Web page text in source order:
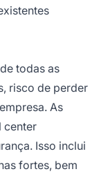
todas as
risco de perder
As
center
Isso inclui
fortes, bem